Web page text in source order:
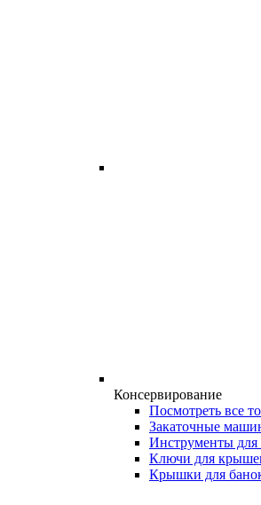
Консервирование
Посмотреть все
Закаточные
Инструменты для
Ключи для
Крышки для